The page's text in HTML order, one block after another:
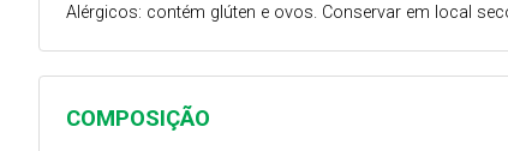
COMPOSIÇÃO
Alérgicos: contém glúten e ovos. Conservar em local